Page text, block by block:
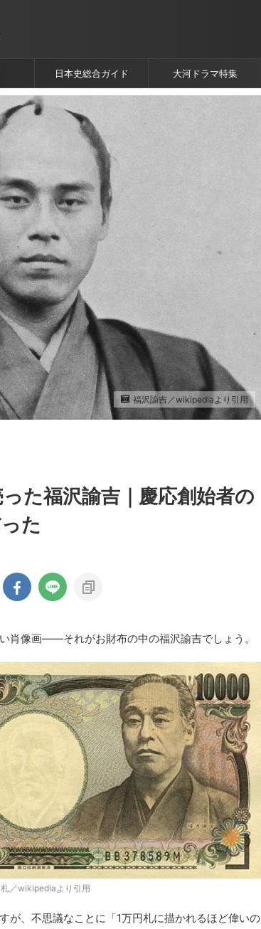
日本史総合ガイド 大河ドラマ特集
福沢諭吉／wikipediaより引用
た福沢諭吉｜慶応創始者の
た
肖像画――それがお財布の中の福沢諭吉でしょう。
／wikipediaより引用
が、不思議なことに「1万円札に描かれるほど偉いの